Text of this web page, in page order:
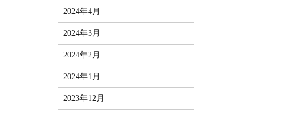
2024年4月
2024年3月
2024年2月
2024年1月
2023年12月